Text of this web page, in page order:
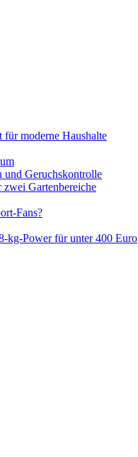
moderne Haushalte
und Geruchskontrolle
Gartenbereiche
Fans?
kg-Power für unter 400 Euro